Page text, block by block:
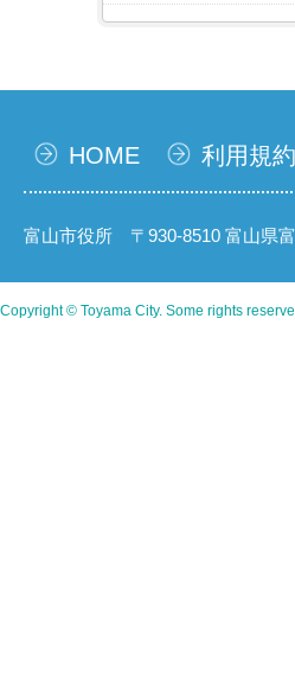
HOME 利用規約
富山市役所 〒930-8510 富山県
Copyright © Toyama City. Some rights